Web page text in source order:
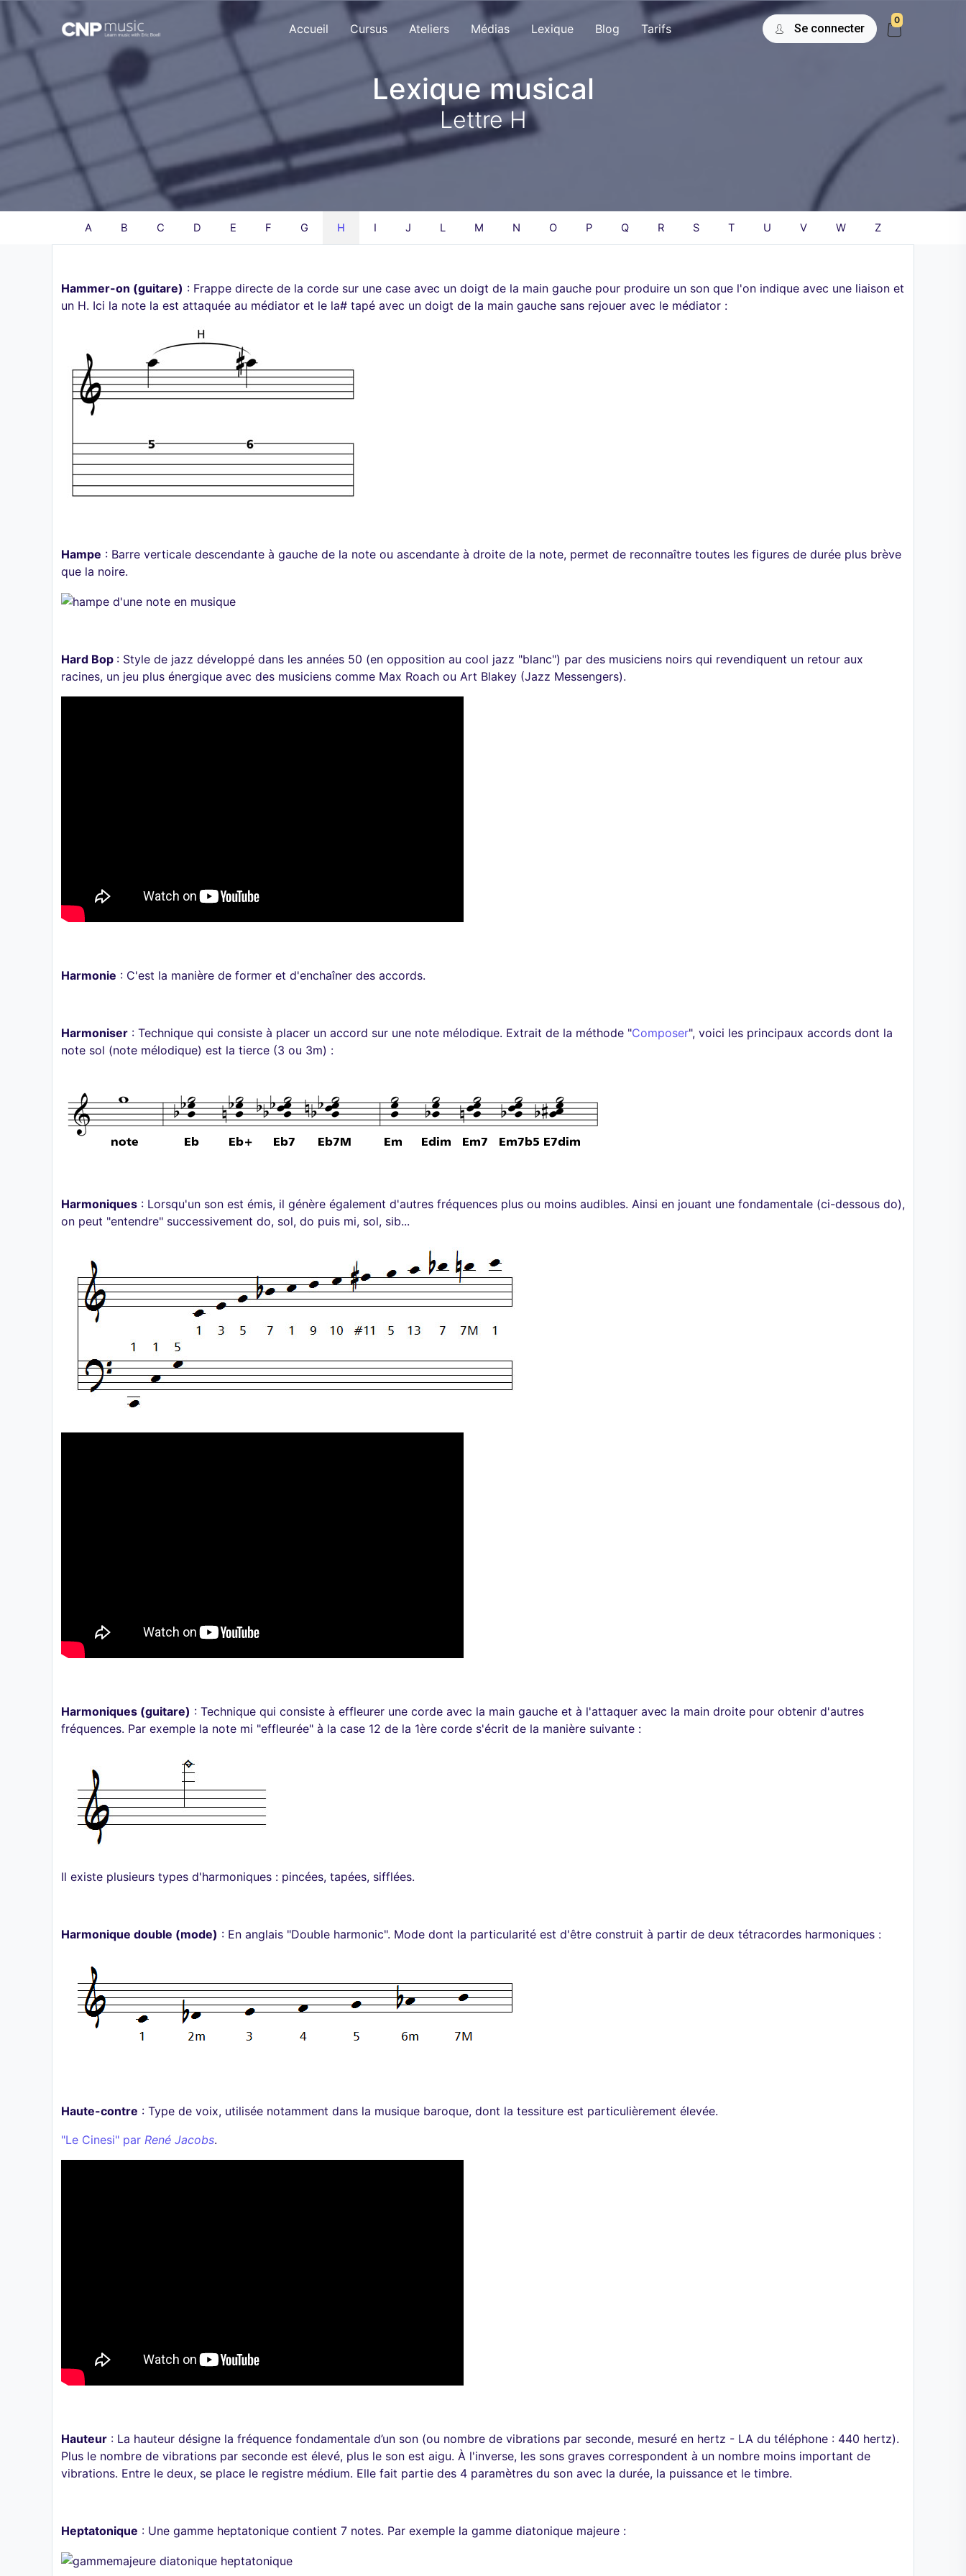
Accueil Cursus Ateliers Médias Lexique Blog Tarifs Se connecter
0
Lexique musical
Lettre H
A B C D E F G H I J L M N O P Q R S T U V W Z
Hammer-on (guitare) : Frappe directe de la corde sur une case avec un doigt de la main gauche pour produire un son que l'on indique avec une liaison et
un H. Ici la note la est attaquée au médiator et le la# tapé avec un doigt de la main gauche sans rejouer avec le médiator :
Hampe : Barre verticale descendante à gauche de la note ou ascendante à droite de la note, permet de reconnaître toutes les figures de durée plus brève
que la noire.
Hard Bop : Style de jazz développé dans les années 50 (en opposition au cool jazz "blanc") par des musiciens noirs qui revendiquent un retour aux
racines, un jeu plus énergique avec des musiciens comme Max Roach ou Art Blakey (Jazz Messengers).
Harmonie : C'est la manière de former et d'enchaîner des accords.
Harmoniser : Technique qui consiste à placer un accord sur une note mélodique. Extrait de la méthode "Composer", voici les principaux accords dont la
note sol (note mélodique) est la tierce (3 ou 3m) :
Harmoniques : Lorsqu'un son est émis, il génère également d'autres fréquences plus ou moins audibles. Ainsi en jouant une fondamentale (ci-dessous do),
on peut "entendre" successivement do, sol, do puis mi, sol, sib...
Harmoniques (guitare) : Technique qui consiste à effleurer une corde avec la main gauche et à l'attaquer avec la main droite pour obtenir d'autres
fréquences. Par exemple la note mi "effleurée" à la case 12 de la 1ère corde s'écrit de la manière suivante :
Il existe plusieurs types d'harmoniques : pincées, tapées, sifflées.
Harmonique double (mode) : En anglais "Double harmonic". Mode dont la particularité est d'être construit à partir de deux tétracordes harmoniques :
Haute-contre : Type de voix, utilisée notamment dans la musique baroque, dont la tessiture est particulièrement élevée.
"Le Cinesi" par René Jacobs.
Hauteur : La hauteur désigne la fréquence fondamentale d’un son (ou nombre de vibrations par seconde, mesuré en hertz - LA du téléphone : 440 hertz).
Plus le nombre de vibrations par seconde est élevé, plus le son est aigu. À l'inverse, les sons graves correspondent à un nombre moins important de
vibrations. Entre le deux, se place le registre médium. Elle fait partie des 4 paramètres du son avec la durée, la puissance et le timbre.
Heptatonique : Une gamme heptatonique contient 7 notes. Par exemple la gamme diatonique majeure :